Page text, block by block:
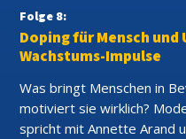
Folge 8:
Doping für Mensch und
Wachstums-Impulse
Was bringt Menschen in
motiviert sie wirklich?
spricht mit Annette Arand